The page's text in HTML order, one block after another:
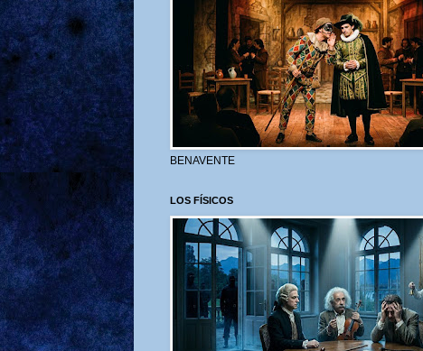
BENAVENTE
LOS FÍSICOS